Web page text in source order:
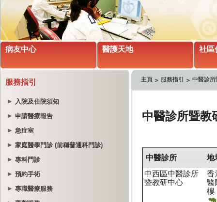
病友中心 醫護天地 社區
服務指引
入院及住院須知
申請醫療報告
急症室
家庭醫學門診 (前稱普通科門診)
專科門診
預約手術
專職醫療服務
主頁 服務指引 中醫診所